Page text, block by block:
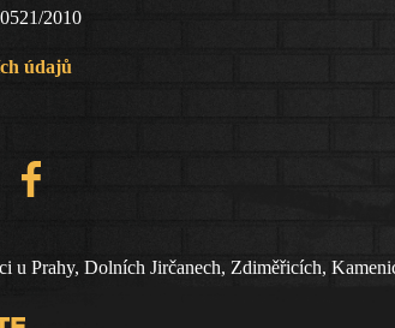
2010
údajů
u Prahy, Dolních Jirčanech, Zdiměřicích,